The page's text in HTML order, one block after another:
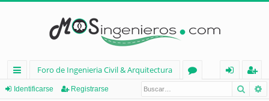
nl
Foro de Ingenieria Civil & Arquitectura
eg
Identificarse Registrarse